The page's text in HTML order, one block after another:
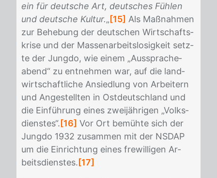
ein für deutsche Art, deutsches Fühlen
und deutsche Kultur.„[15] Als Maß­nah­men
zur Be­he­bung der deut­schen Wirt­schafts­
kri­se und der Mas­sen­ar­beits­lo­sig­keit setz­
te der Jung­do, wie ei­nem „Aus­spra­che­
abend“ zu ent­neh­men war, auf die land­
wirt­schaft­li­che An­sied­lung von Ar­bei­tern
und An­ge­stell­ten in Ost­deutsch­land und
die Ein­füh­rung ei­nes zwei­jäh­ri­gen „Volks­
diens­tes“.[16] Vor Ort be­müh­te sich der
Jung­do 1932 zu­sam­men mit der NS­DAP
um die Ein­rich­tung ei­nes frewil­li­gen Ar­
beits­diens­tes.[17]